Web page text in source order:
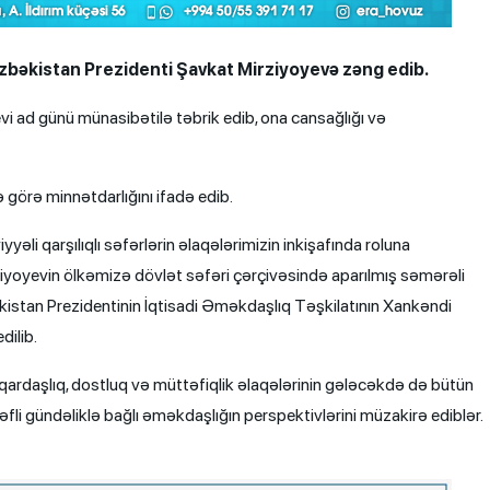
Prezidenti Şavkat Mirziyoyevə zəng edib.
ad günü münasibətilə təbrik edib, ona cansağlığı və
minnətdarlığını ifadə edib.
qarşılıqlı səfərlərin əlaqələrimizin inkişafında roluna
ölkəmizə dövlət səfəri çərçivəsində aparılmış səmərəli
Prezidentinin İqtisadi Əməkdaşlıq Təşkilatının Xankəndi
dostluq və müttəfiqlik əlaqələrinin gələcəkdə də bütün
gündəliklə bağlı əməkdaşlığın perspektivlərini müzakirə ediblər.